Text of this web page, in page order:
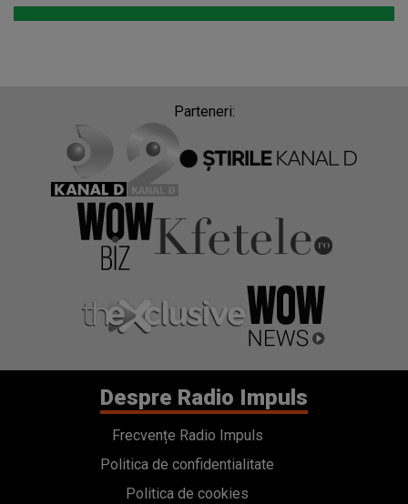
Parteneri:
Despre Radio Impuls
Frecvențe Radio Impuls
Politica de confidentialitate
Politica de cookies